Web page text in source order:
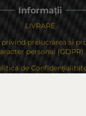
Informații
LIVRARE
prelucrarea si
personal (GDPR)
de